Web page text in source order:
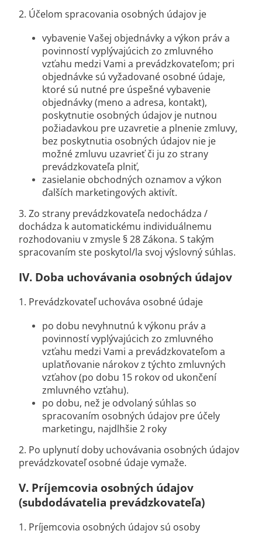
2. Účelom spracovania osobných údajov je
vybavenie Vašej objednávky a výkon práv a
povinností vyplývajúcich zo zmluvného
vzťahu medzi Vami a prevádzkovateľom; pri
objednávke sú vyžadované osobné údaje,
ktoré sú nutné pre úspešné vybavenie
objednávky (meno a adresa, kontakt),
poskytnutie osobných údajov je nutnou
požiadavkou pre uzavretie a plnenie zmluvy,
bez poskytnutia osobných údajov nie je
možné zmluvu uzavrieť či ju zo strany
prevádzkovateľa plniť,
zasielanie obchodných oznamov a výkon
ďalších marketingových aktivít.
3. Zo strany prevádzkovateľa nedochádza /
dochádza k automatickému individuálnemu
rozhodovaniu v zmysle § 28 Zákona. S takým
spracovaním ste poskytol/la svoj výslovný súhlas.
IV. Doba uchovávania osobných údajov
1. Prevádzkovateľ uchováva osobné údaje
po dobu nevyhnutnú k výkonu práv a
povinností vyplývajúcich zo zmluvného
vzťahu medzi Vami a prevádzkovateľom a
uplatňovanie nárokov z týchto zmluvných
vzťahov (po dobu 15 rokov od ukončení
zmluvného vzťahu).
po dobu, než je odvolaný súhlas so
spracovaním osobných údajov pre účely
marketingu, najdlhšie 2 roky
2. Po uplynutí doby uchovávania osobných údajov
prevádzkovateľ osobné údaje vymaže.
V. Príjemcovia osobných údajov
(subdodávatelia prevádzkovateľa)
1. Príjemcovia osobných údajov sú osoby